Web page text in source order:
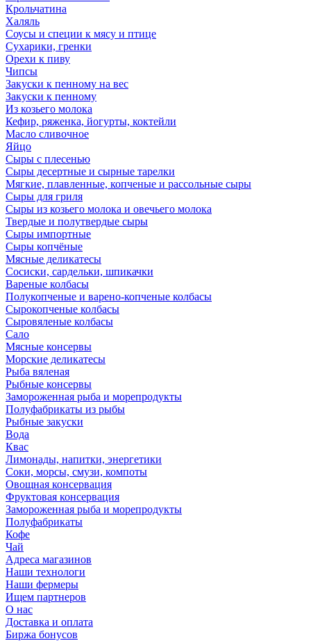
Крольчатина
Халяль
Соусы и специи к мясу и птице
Сухарики, гренки
Орехи к пиву
Чипсы
Закуски к пенному на вес
Закуски к пенному
Из козьего молока
Кефир, ряженка, йогурты, коктейли
Масло сливочное
Яйцо
Сыры с плесенью
Сыры десертные и сырные тарелки
Мягкие, плавленные, копченые и рассольные сыры
Сыры для гриля
Сыры из козьего молока и овечьего молока
Твердые и полутвердые сыры
Сыры импортные
Сыры копчёные
Мясные деликатесы
Сосиски, сардельки, шпикачки
Вареные колбасы
Полукопченые и варено-копченые колбасы
Сырокопченые колбасы
Сыровяленые колбасы
Сало
Мясные консервы
Морские деликатесы
Рыба вяленая
Рыбные консервы
Замороженная рыба и морепродукты
Полуфабрикаты из рыбы
Рыбные закуски
Вода
Квас
Лимонады, напитки, энергетики
Соки, морсы, смузи, компоты
Овощная консервация
Фруктовая консервация
Замороженная рыба и морепродукты
Полуфабрикаты
Кофе
Чай
Адреса магазинов
Наши технологи
Наши фермеры
Ищем партнеров
О нас
Доставка и оплата
Биржа бонусов